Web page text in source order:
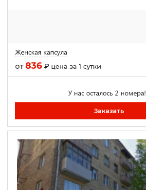
Женская капсула
от836 ₽ цена за 1 сутки
У нас осталось 2 номера!
Заказать